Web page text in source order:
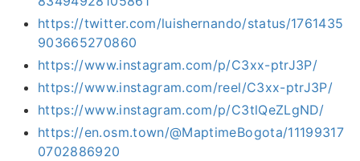
https://twitter.com/luishernando/status/1761435
903665270860
https://www.instagram.com/p/C3xx-ptrJ3P/
https://www.instagram.com/reel/C3xx-ptrJ3P/
https://www.instagram.com/p/C3tlQeZLgND/
https://en.osm.town/@MaptimeBogota/11199317
0702886920